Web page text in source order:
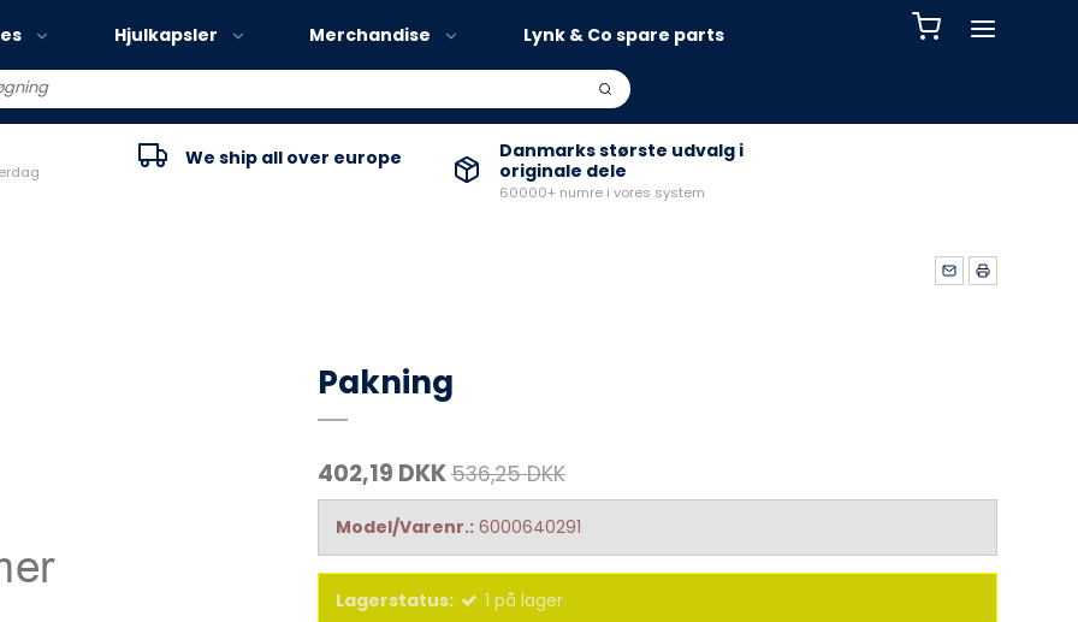
Volvo EX30
Hjulkapsler Merchandise Lynk & Co spare parts
We ship all over europe
Danmarks største udvalg i
originale dele
60000+ numre i vores system
Pakning
402,19 DKK536,25 DKK
Model/Varenr.: 6000640291
Lagerstatus: 1 på lager